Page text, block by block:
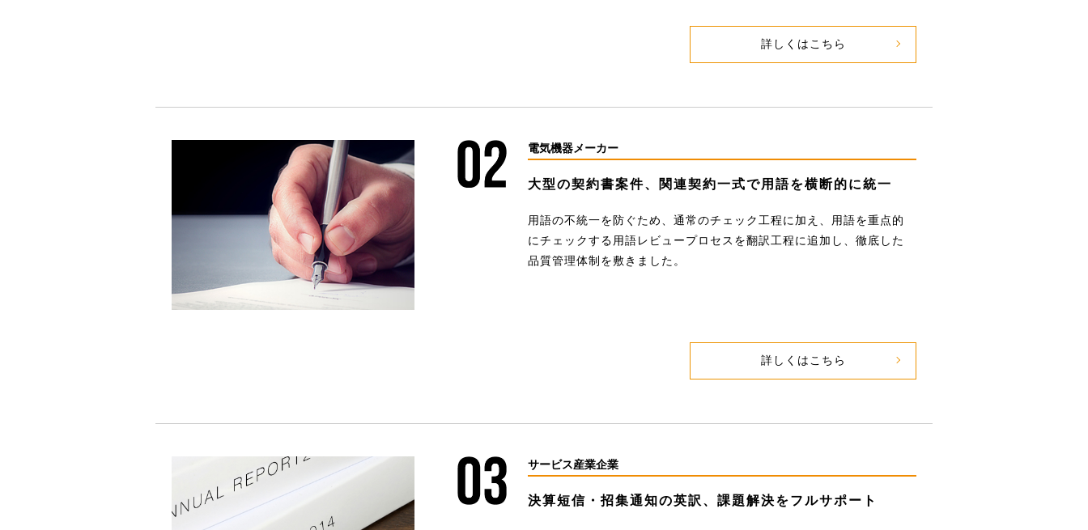
詳しくはこちら
電気機器メーカー
大型の契約書案件、関連契約一式で用語を横断的に統一
用語の不統一を防ぐため、通常のチェック工程に加え、用語を重点的
にチェックする用語レビュープロセスを翻訳工程に追加し、徹底した
品質管理体制を敷きました。
詳しくはこちら
サービス産業企業
決算短信・招集通知の英訳、課題解決をフルサポート